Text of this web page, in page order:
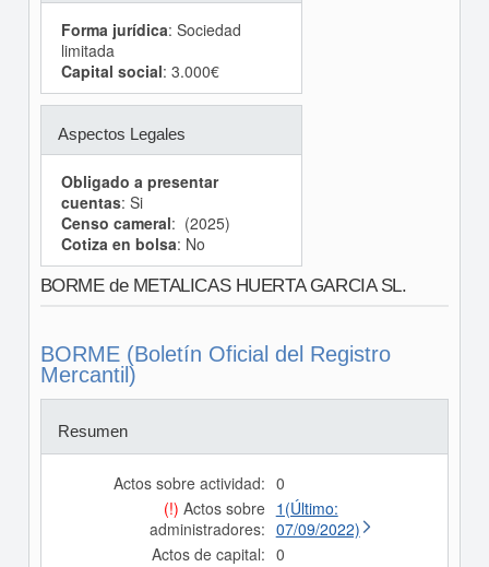
Forma jurídica: Sociedad
limitada
Capital social: 3.000€
Aspectos Legales
Obligado a presentar
cuentas: Si
Censo cameral: (2025)
Cotiza en bolsa: No
BORME de METALICAS HUERTA GARCIA SL.
BORME (Boletín Oficial del Registro
Mercantil)
Resumen
Actos sobre actividad: 0
(!) Actos sobre
administradores:
1(Último:
07/09/2022)
Actos de capital: 0